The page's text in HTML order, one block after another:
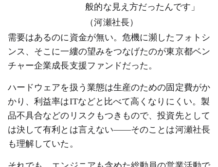
般的な見え方だったんです」
（河瀬社長）
需要はあるのに資金が無い。危機に瀕したフォトシ
ンス、そこに一縷の望みをつなげたのが東京都ベン
チャー企業成長支援ファンドだった。
ハードウェアを扱う業態は生産のための固定費がか
かり、利益率はITなどと比べて高くなりにくい。製
品不具合などのリスクもつきもので、投資先として
は決して有利とは言えない――そのことは河瀬社長
も理解していた。